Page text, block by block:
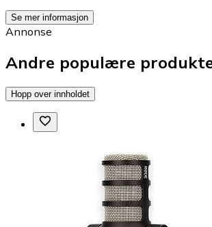
Se mer informasjon
Annonse
Andre populære
Hopp over innholdet